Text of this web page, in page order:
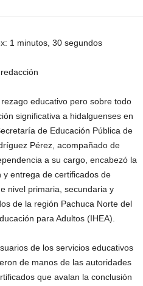
1 minutos, 30 segundos
educativo pero sobre todo
significativa a hidalguenses en
de Educación Pública de
Pérez, acompañado de
a su cargo, encabezó la
entrega de certificados de
nivel primaria, secundaria y
de la región Pachuca Norte del
para Adultos (IHEA).
de los servicios educativos
de manos de las autoridades
que avalan la conclusión